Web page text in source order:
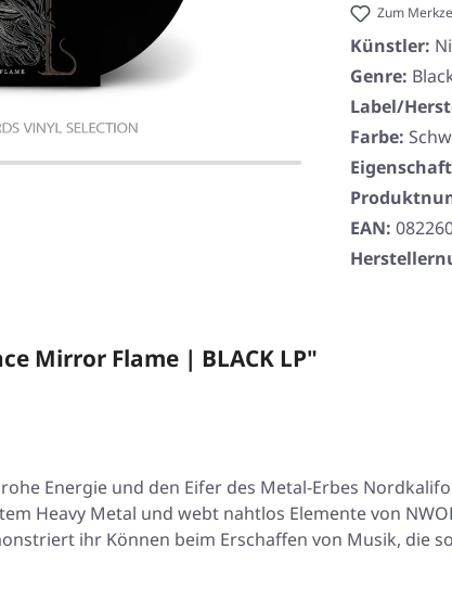
Zum
Künstler:
Genre:
Label/
Farbe:
EAN:
Mirror Flame | BLACK LP"
Energie und den Eifer des Metal-Erbes
Heavy Metal und webt nahtlos Elemente von
ihr Können beim Erschaffen von Musik, die